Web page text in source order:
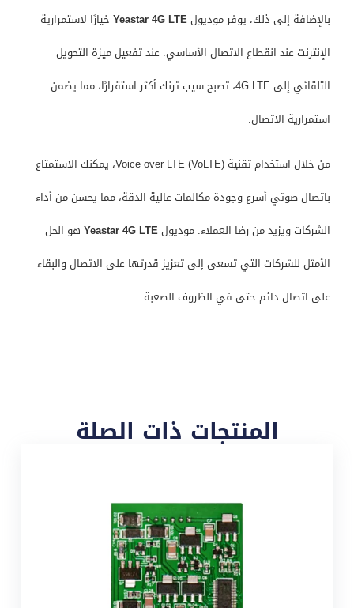
بالإضافة إلى ذلك، يوفر موديولYeastar 4G LTE خيارًا لاستمرارية
الإنترنت عند انقطاع الاتصال الأساسي. عند تفعيل ميزة التحويل
التلقائي إلى 4G LTE، تصبح سيب ترنك أكثر استقرارًا، مما يضمن
استمرارية الاتصال.
من خلال استخدام تقنية Voice over LTE (VoLTE)، يمكنك الاستمتاع
باتصال صوتي أسرع وجودة مكالمات عالية الدقة، مما يحسن من أداء
الشركات ويزيد من رضا العملاء. موديولYeastar 4G LTE هو الحل
الأمثل للشركات التي تسعى إلى تعزيز قدرتها على الاتصال والبقاء
على اتصال دائم حتى في الظروف الصعبة.
المنتجات ذات الصلة